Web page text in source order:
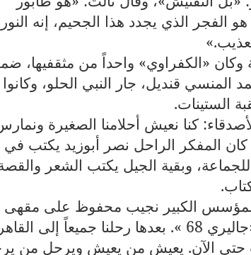
الذي يجدد هذا الجحيم، إنه النور
«.
«الكفراوي» واحداً من مثقفيها،
قنديل، جار النبي الحلو، وكانوا
الستينات.
كنا نعيش أحلامنا الصغيرة
المفكر الراحل نصر أبوزيد يكتب في
وبقية الجيل يكتب الشعر
.
الكبير نجيب محفوظ على مقهى
ريش الذي ذهبت إليه بعد إصدار المجلة الطليعية «جاليري 68 ». بعدها رحلنا جميعاً إلى
حتى الآن. يعيش من يعيش ويرحل من